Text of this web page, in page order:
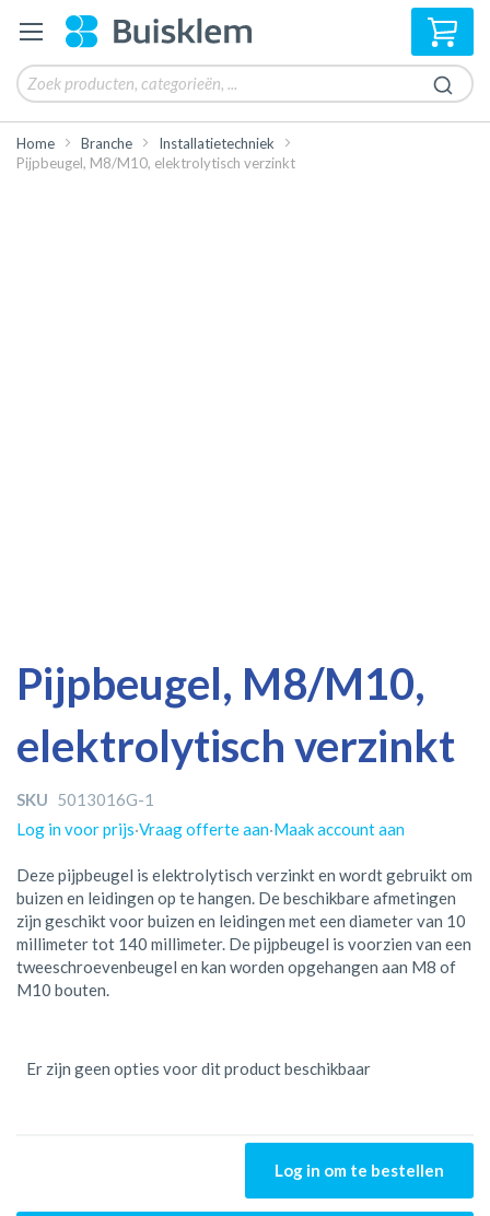
Home Branche
Installatietechniek
Pijpbeugel, M8/M10, elektrolytisch verzinkt
Pijpbeugel, M8/M10,
elektrolytisch verzinkt
SKU 5013016G-1
Log in voor prijs·Vraag offerte aan·Maak account aan
Deze pijpbeugel is elektrolytisch verzinkt en wordt gebruikt om
buizen en leidingen op te hangen. De beschikbare afmetingen
zijn geschikt voor buizen en leidingen met een diameter van 10
millimeter tot 140 millimeter. De pijpbeugel is voorzien van een
tweeschroevenbeugel en kan worden opgehangen aan M8 of
M10 bouten.
naar
einde
van
afbeeldingen-
gallerij
naar
begin
van
afbeeldingen-
gallerij
Er zijn geen opties voor dit product beschikbaar
Log in om te bestellen